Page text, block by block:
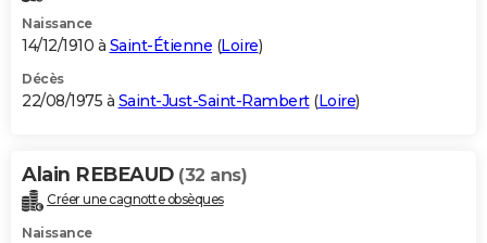
Naissance
14/12/1910 à Saint-Étienne (Loire)
Décès
22/08/1975 à Saint-Just-Saint-Rambert(Loire)
Alain REBEAUD (32 ans)
Créer une cagnotte obsèques
Naissance